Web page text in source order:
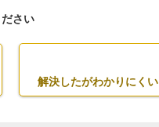
さい
解決したがわかりにくい